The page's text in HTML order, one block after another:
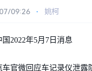
09:26 ⋅ 姚柯
2022年5月7日消息
车官微回应车记录仪泄露